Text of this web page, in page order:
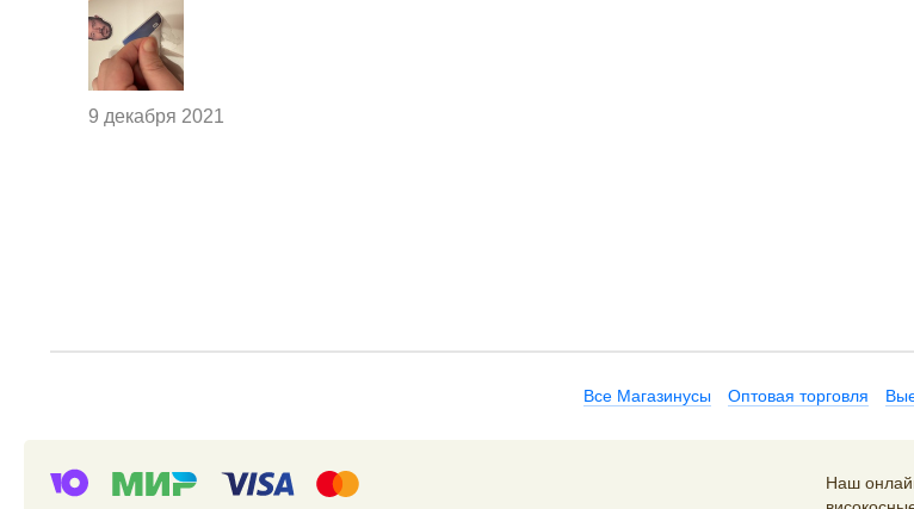
9 декабря 2021
Все Магазинусы Оптовая торговля
Наш